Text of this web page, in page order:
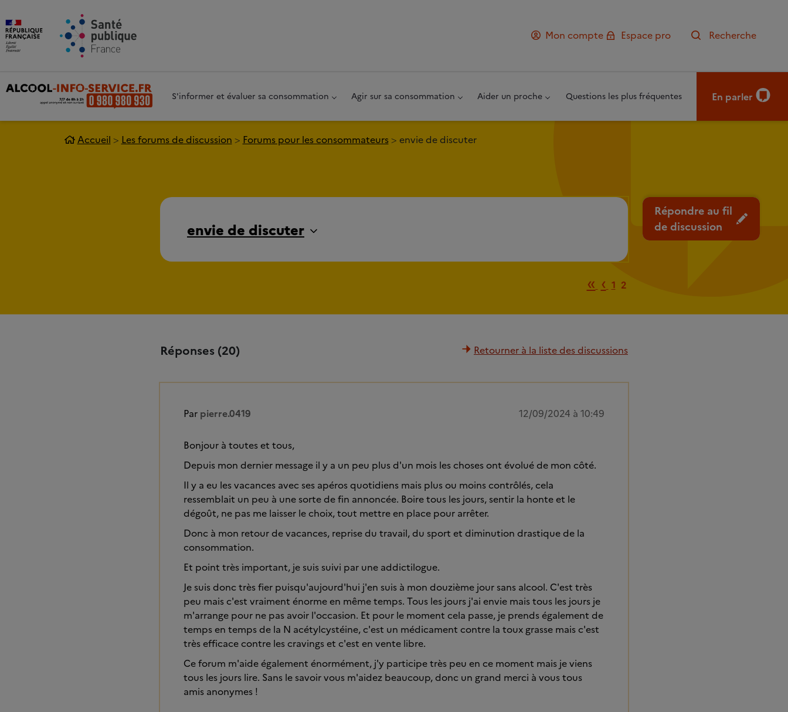
Mon compte
Espace pro Recherche
S'informer et évaluer sa consommation Agir sur sa consommation Aider un proche Questions les plus fréquentes En parler
Accueil Les forums de discussion Forums pour les consommateurs envie de discuter
Répondre au fil
de discussion
envie de discuter
Première page
« Page précédente
‹ 1 2
Réponses (20) Retourner à la liste des discussions
Par pierre.0419 12/09/2024 à 10:49
Bonjour à toutes et tous,
Depuis mon dernier message il y a un peu plus d'un mois les choses ont évolué de mon côté.
Il y a eu les vacances avec ses apéros quotidiens mais plus ou moins contrôlés, cela
ressemblait un peu à une sorte de fin annoncée. Boire tous les jours, sentir la honte et le
dégoût, ne pas me laisser le choix, tout mettre en place pour arrêter.
Donc à mon retour de vacances, reprise du travail, du sport et diminution drastique de la
consommation.
Et point très important, je suis suivi par une addictilogue.
Je suis donc très fier puisqu'aujourd'hui j'en suis à mon douzième jour sans alcool. C'est très
peu mais c'est vraiment énorme en même temps. Tous les jours j'ai envie mais tous les jours je
m'arrange pour ne pas avoir l'occasion. Et pour le moment cela passe, je prends également de
temps en temps de la N acétylcystéine, c'est un médicament contre la toux grasse mais c'est
très efficace contre les cravings et c'est en vente libre.
Ce forum m'aide également énormément, j'y participe très peu en ce moment mais je viens
tous les jours lire. Sans le savoir vous m'aidez beaucoup, donc un grand merci à vous tous
amis anonymes !